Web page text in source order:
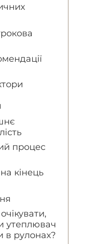
процес
кінець
утеплювач
в рулонах?